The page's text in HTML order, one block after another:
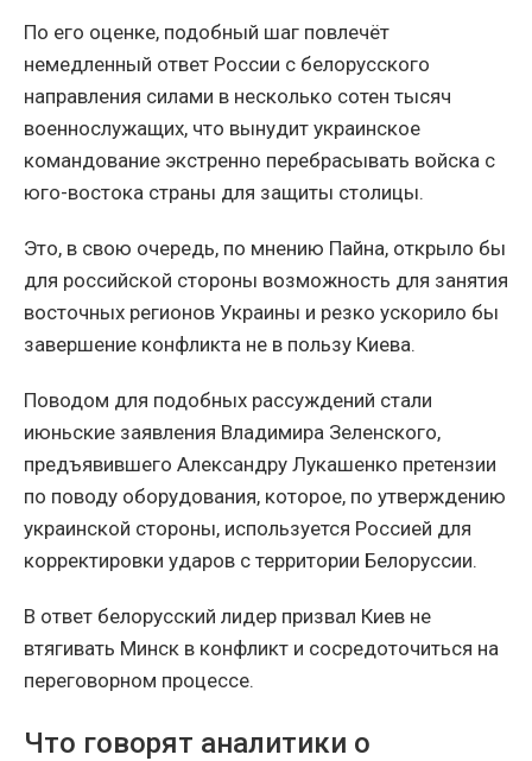
По его оценке, подобный шаг повлечёт
немедленный ответ России с белорусского
направления силами в несколько сотен тысяч
военнослужащих, что вынудит украинское
командование экстренно перебрасывать войска с
юго-востока страны для защиты столицы.
Это, в свою очередь, по мнению Пайна, открыло бы
для российской стороны возможность для занятия
восточных регионов Украины и резко ускорило бы
завершение конфликта не в пользу Киева.
Поводом для подобных рассуждений стали
июньские заявления Владимира Зеленского,
предъявившего Александру Лукашенко претензии
по поводу оборудования, которое, по утверждению
украинской стороны, используется Россией для
корректировки ударов с территории Белоруссии.
В ответ белорусский лидер призвал Киев не
втягивать Минск в конфликт и сосредоточиться на
переговорном процессе.
Что говорят аналитики о